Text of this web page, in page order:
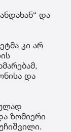
და
კი არ
და
ზომიერი